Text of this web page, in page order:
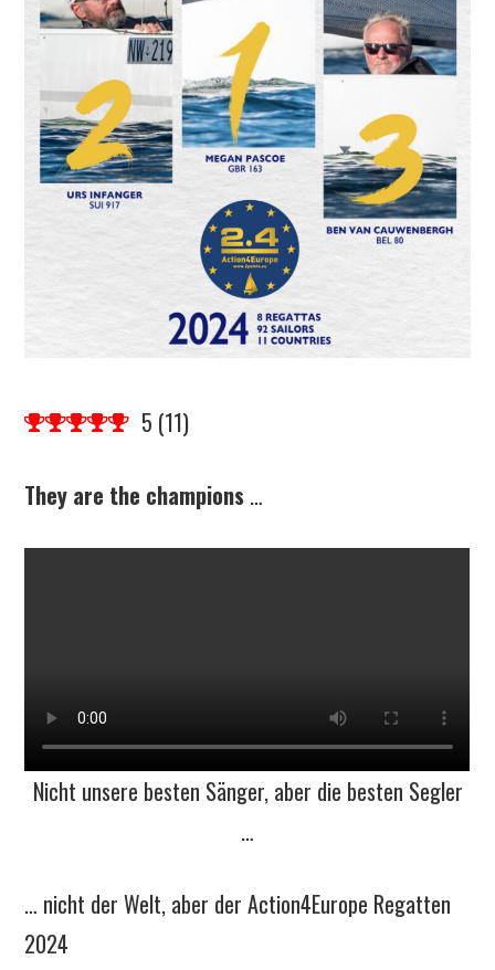
5 (11)
They are the champions …
Nicht unsere besten Sänger, aber die besten Segler
…
… nicht der Welt, aber der Action4Europe Regatten
2024